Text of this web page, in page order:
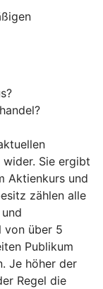
Sie ergibt
Aktienkurs und
zählen alle
von über 5
Publikum
Je höher der
Regel die